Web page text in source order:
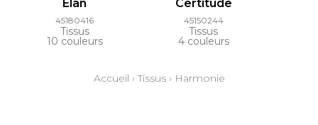
Elan
45180416
Tissus
10 couleurs
Certitude
45150244
Tissus
4 couleurs
Accueil ›Tissus› Harmonie